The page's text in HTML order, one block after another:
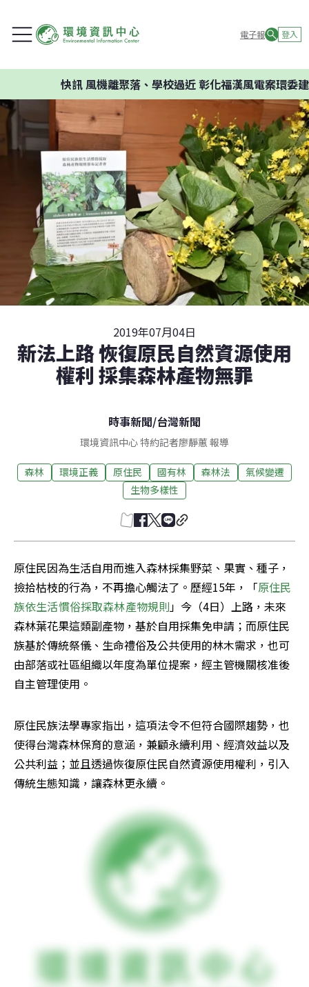
電子報 登入
風機離聚落、學校過近 彰化福漢風電案環委建議不應
2019年07月04日
新法上路 恢復原民自然資源使用
權利 採集森林產物無罪
時事新聞/台灣新聞
環境資訊中心 特約記者廖靜蕙 報導
森林 環境正義 原住民 國有林 森林法
氣候變遷
生物多樣性
原住民因為生活自用而進入森林採集野菜、果實、種子，
撿拾枯枝的行為，不再擔心觸法了。歷經15年，「原住民
族依生活慣俗採取森林產物規則 」今（4日）上路，未來
森林葉花果這類副產物，基於自用採集免申請；而原住民
族基於傳統祭儀、生命禮俗及公共使用的林木需求，也可
由部落或社區組織以年度為單位提案，經主管機關核准後
自主管理使用。
原住民族法學專家指出，這項法令不但符合國際趨勢，也
使得台灣森林保育的意涵，兼顧永續利用、經濟效益以及
公共利益；並且透過恢復原住民自然資源使用權利，引入
傳統生態知識，讓森林更永續。